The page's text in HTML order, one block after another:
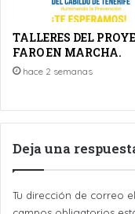
TALLERES DEL
FARO EN MARCHA.
hace 2 semanas
Deja una
Tu dirección de correo